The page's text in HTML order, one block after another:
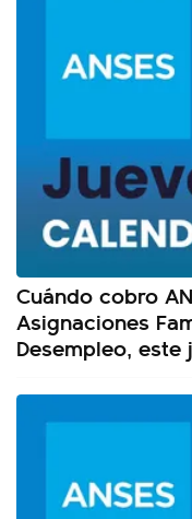
Cuándo cobro
Asignaciones
Desempleo,